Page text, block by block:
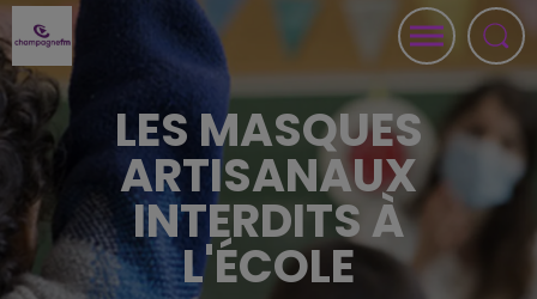
LES MASQUES
ARTISANAUX
INTERDITS À
L'ÉCOLE